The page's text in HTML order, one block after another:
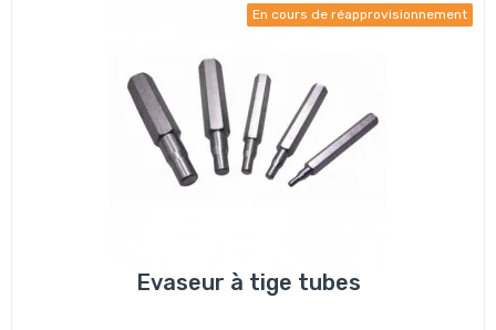
En cours de réapprovisionnement
Evaseur à tige tubes